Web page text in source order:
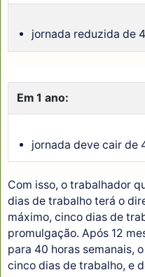
jornada reduzida de
Em 1 ano:
jornada deve cair de
Com isso, o trabalhador
dias de trabalho terá o
máximo, cinco dias de
promulgação. Após 12
para 40 horas semanais,
cinco dias de trabalho, e